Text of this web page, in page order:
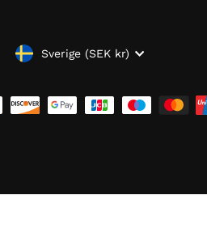
VALUTA
Sverige (SEK kr)